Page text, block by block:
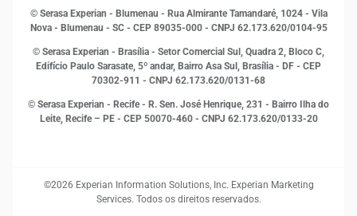
Open Finance
Proteção de Dados
Sustentabilidade Corporativa
© Serasa Experian - Blumenau - Rua Almirante Tamandaré, 1024 - Vila
Nova - Blumenau - SC - CEP 89035-000 - CNPJ 62.173.620/0104-95
© Serasa Experian - Brasília - Setor Comercial Sul, Quadra 2, Bloco C,
Edifício Paulo Sarasate, 5º andar, Bairro Asa Sul, Brasília - DF - CEP
70302-911 - CNPJ 62.173.620/0131-68
© Serasa Experian - Recife - R. Sen. José Henrique, 231 - Bairro Ilha do
Leite, Recife – PE - CEP 50070-460 - CNPJ 62.173.620/0133-20
©2026 Experian Information Solutions, Inc. Experian Marketing
Services. Todos os direitos reservados.